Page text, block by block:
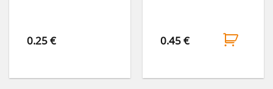
0.25€ 0.45€